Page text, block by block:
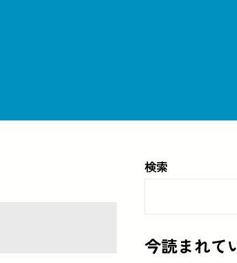
検索
今読まれて